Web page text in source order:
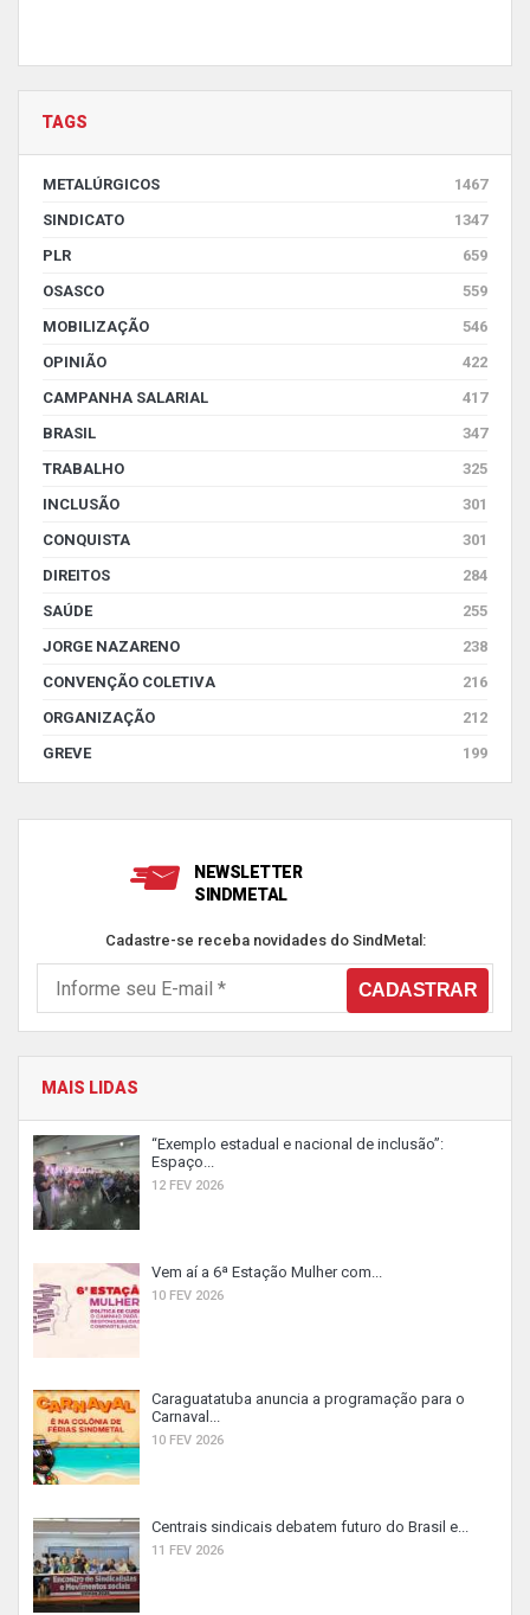
TAGS
METALÚRGICOS
1467
SINDICATO
1347
PLR
659
OSASCO
559
MOBILIZAÇÃO
546
OPINIÃO
422
CAMPANHA SALARIAL
417
BRASIL
347
TRABALHO
325
INCLUSÃO
301
CONQUISTA
301
DIREITOS
284
SAÚDE
255
JORGE NAZARENO
238
CONVENÇÃO COLETIVA
216
ORGANIZAÇÃO
212
GREVE
199
NEWSLETTER
SINDMETAL
Cadastre-se receba novidades do SindMetal:
MAIS LIDAS
“Exemplo estadual e nacional de inclusão”:
Espaço...
12 FEV 2026
Vem aí a 6ª Estação Mulher com...
10 FEV 2026
Caraguatatuba anuncia a programação para o
Carnaval...
10 FEV 2026
Centrais sindicais debatem futuro do Brasil e...
11 FEV 2026